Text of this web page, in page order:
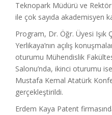
Teknopark Müdürü ve
ile çok sayıda akademisyen
Program, Dr. Öğr. Üyesi Işık
Yerlikaya’nın açılış
oturumu Mühendislik
Salonu’nda, ikinci oturumu
Mustafa Kemal Atatürk
gerçekleştirildi.
Erdem Kaya Patent